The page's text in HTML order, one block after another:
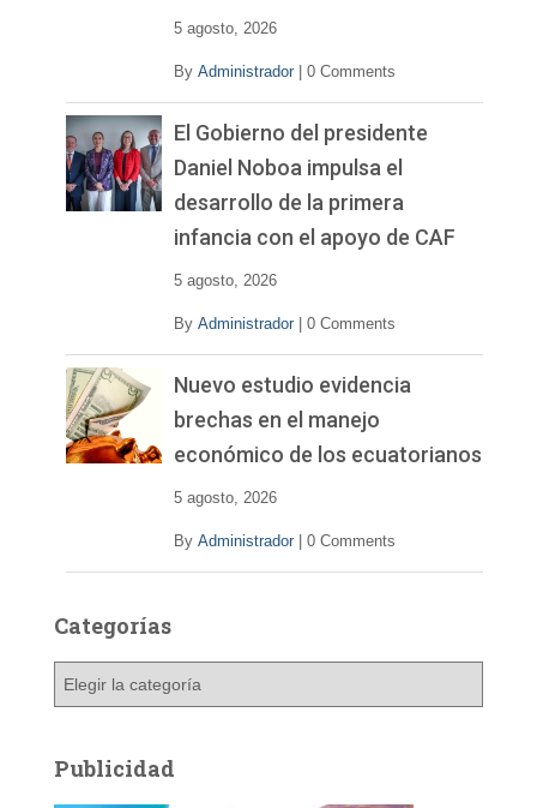
5 agosto, 2026
By Administrador 0 Comments
El Gobierno del presidente
Daniel Noboa impulsa el
desarrollo de la primera
infancia con el apoyo de CAF
5 agosto, 2026
By Administrador 0 Comments
Nuevo estudio evidencia
brechas en el manejo
económico de los ecuatorianos
5 agosto, 2026
By Administrador 0 Comments
Categorías
g
Publicidad